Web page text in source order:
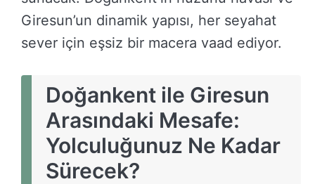
Giresun’un dinamik yapısı, her seyahat
sever için eşsiz bir macera vaad ediyor.
Doğankent ile Giresun
Arasındaki Mesafe:
Yolculuğunuz Ne Kadar
Sürecek?